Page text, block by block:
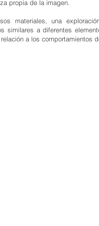
propia de la imagen.
materiales, una
similares a diferentes
a los comportamientos